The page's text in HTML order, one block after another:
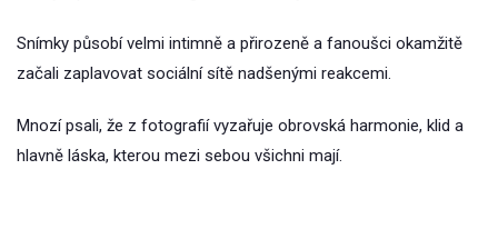
Snímky působí velmi intimně a přirozeně a fanoušci okamžitě
začali zaplavovat sociální sítě nadšenými reakcemi.
Mnozí psali, že z fotografií vyzařuje obrovská harmonie, klid a
hlavně láska, kterou mezi sebou všichni mají.